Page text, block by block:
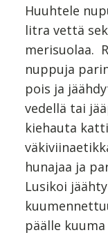
Huuhtele
litra vettä
merisuolaa.
nuppuja
pois ja
vedellä tai
kiehauta
hunajaa ja
Lusikoi
päälle